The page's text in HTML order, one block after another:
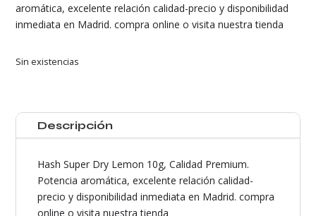
aromática, excelente relación calidad-precio y disponibilidad
inmediata en Madrid. compra online o visita nuestra tienda
Sin existencias
Descripción
Hash Super Dry Lemon 10g, Calidad Premium.
Potencia aromática, excelente relación calidad-
precio y disponibilidad inmediata en Madrid. compra
online o visita nuestra tienda